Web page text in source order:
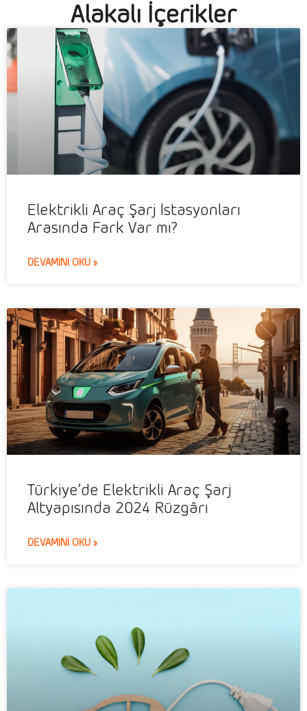
Alakalı İçerikler
Elektrikli Araç Şarj İstasyonları
Arasında Fark Var mı?
DEVAMINI OKU »
Türkiye’de Elektrikli Araç Şarj
Altyapısında 2024 Rüzgârı
DEVAMINI OKU »